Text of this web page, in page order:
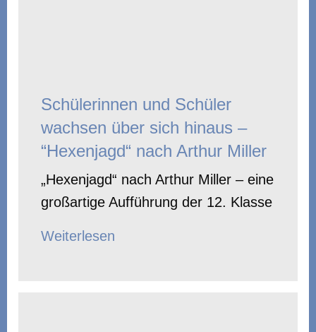
Schülerinnen und Schüler
wachsen über sich hinaus –
“Hexenjagd“ nach Arthur Miller
„Hexenjagd“ nach Arthur Miller – eine
großartige Aufführung der 12. Klasse
Weiterlesen